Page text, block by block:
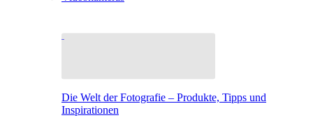
Die Welt der Fotografie – Produkte, Tipps und
Inspirationen